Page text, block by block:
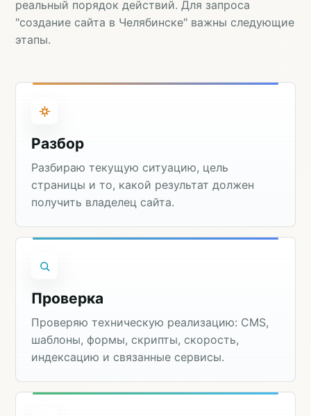
реальный порядок действий. Для запроса
"создание сайта в Челябинске" важны следующие
этапы.
Разбор
Разбираю текущую ситуацию, цель
страницы и то, какой результат должен
получить владелец сайта.
Проверка
Проверяю техническую реализацию: CMS,
шаблоны, формы, скрипты, скорость,
индексацию и связанные сервисы.